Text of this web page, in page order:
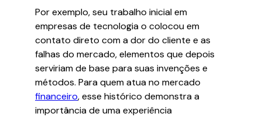
Por exemplo, seu trabalho inicial em
empresas de tecnologia o colocou em
contato direto com a dor do cliente e as
falhas do mercado, elementos que depois
serviriam de base para suas invenções e
métodos. Para quem atua no mercado
financeiro, esse histórico demonstra a
importância de uma experiência